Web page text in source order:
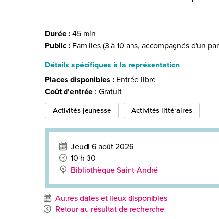
Durée :45 min
Public : Familles (3 à 10 ans, accompagnés d'un
Détails spécifiques à la représentation
Places disponibles : Entrée libre
Coût d'entrée : Gratuit
Activités jeunesse Activités littéraires
Jeudi 6 août 2026
10 h 30
Bibliothèque Saint-André
Autres dates et lieux disponibles
Retour au résultat de recherche